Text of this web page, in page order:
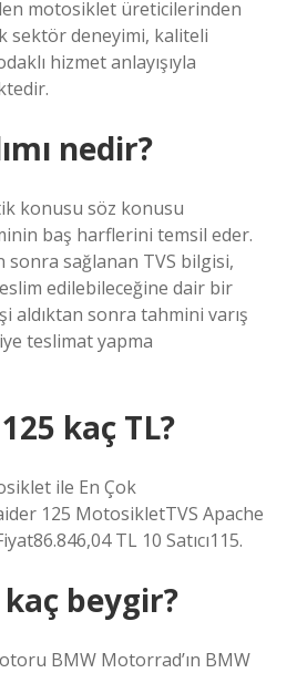
motosiklet üreticilerinden
sektör deneyimi, kaliteli
hizmet anlayışıyla
nedir?
konusu söz konusu
baş harflerini temsil eder.
sonra sağlanan TVS bilgisi,
edilebileceğine dair bir
aldıktan sonra tahmini varış
teslimat yapma
kaç TL?
ile En Çok
125 MotosikletTVS Apache
TL 10 Satıcı115.
kaç beygir?
BMW Motorrad’ın BMW